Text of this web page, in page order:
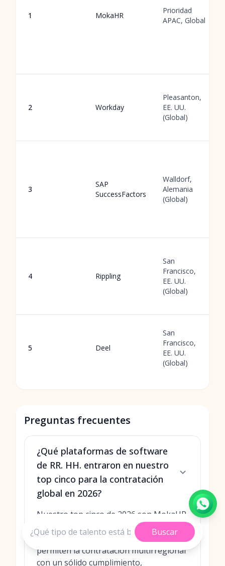
1 MokaHR
Prioridad
APAC, Global
2 Workday
Pleasanton,
EE. UU.
(Global)
3
SAP
SuccessFactors
Walldorf,
Alemania
(Global)
4 Rippling
San
Francisco,
EE. UU.
(Global)
5 Deel
San
Francisco,
EE. UU.
(Global)
Preguntas frecuentes
¿Qué plataformas de software
de RR. HH. entraron en nuestro
top cinco para la contratación
global en 2026?
Nuestro top cinco de 2026 son MokaHR,
Workday, SAP SuccessFactors, Rippling
y Deel. Priorizamos plataformas que
permiten la contratación multirregional
con un sólido cumplimiento,
Buscar